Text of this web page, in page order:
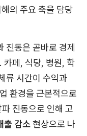
의 주요 축을 담당
진동은 곧바로 경제
카페, 식당, 병원, 학
류 시간이 수익과
환경을 근본적으로
진동으로 인해 고
출 감소현상으로 나